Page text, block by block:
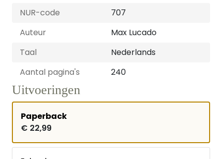
NUR-code
707
Auteur
Max Lucado
Taal
Nederlands
Aantal pagina's
240
Uitvoeringen
Paperback
€ 22,99